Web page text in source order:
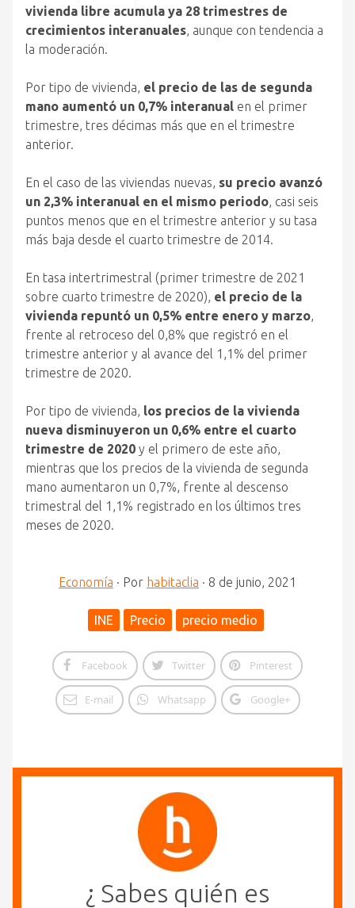
vivienda libre acumula ya 28 trimestres de
crecimientos interanuales, aunque con tendencia a
la moderación.
Por tipo de vivienda, el precio de las de segunda
mano aumentó un 0,7% interanual en el primer
trimestre, tres décimas más que en el trimestre
anterior.
En el caso de las viviendas nuevas, su precio avanzó
un 2,3% interanual en el mismo periodo, casi seis
puntos menos que en el trimestre anterior y su tasa
más baja desde el cuarto trimestre de 2014.
En tasa intertrimestral (primer trimestre de 2021
sobre cuarto trimestre de 2020), el precio de la
vivienda repuntó un 0,5% entre enero y marzo,
frente al retroceso del 0,8% que registró en el
trimestre anterior y al avance del 1,1% del primer
trimestre de 2020.
Por tipo de vivienda, los precios de la vivienda
nueva disminuyeron un 0,6% entre el cuarto
trimestre de 2020 y el primero de este año,
mientras que los precios de la vivienda de segunda
mano aumentaron un 0,7%, frente al descenso
trimestral del 1,1% registrado en los últimos tres
meses de 2020.
Economía · Por habitaclia · 8 de junio, 2021
INE Precio precio medio
Facebook Twitter Pinterest
E-mail Whatsapp Google+
¿ Sabes quién es